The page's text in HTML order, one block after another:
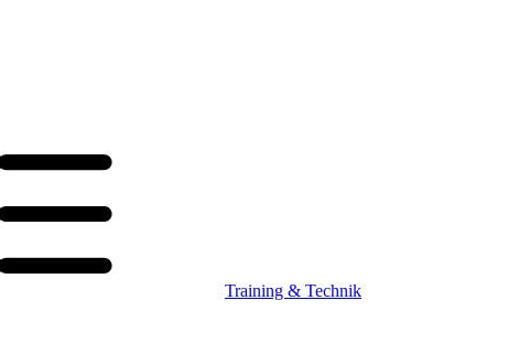
Training & Technik